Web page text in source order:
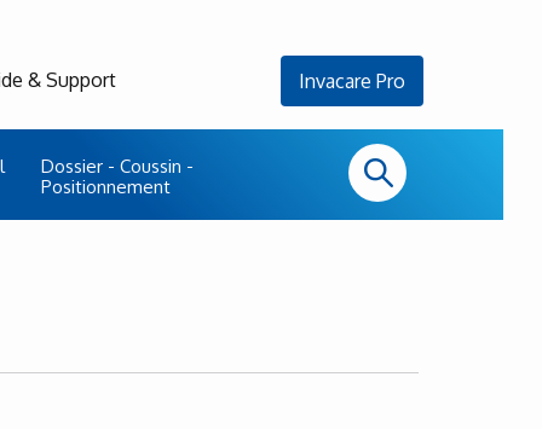
Dossier - Coussin -
Positionnement
& Support Invacare Pro